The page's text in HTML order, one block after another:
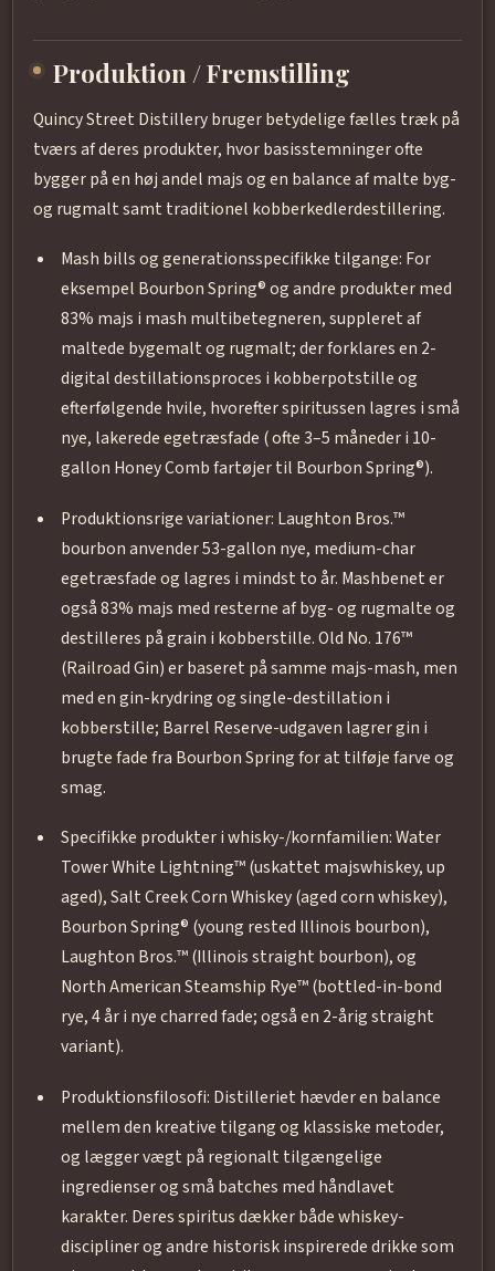
Produktion / Fremstilling
Quincy Street Distillery bruger betydelige fælles træk på
tværs af deres produkter, hvor basisstemninger ofte
bygger på en høj andel majs og en balance af malte byg-
og rugmalt samt traditionel kobberkedlerdestillering.
Mash bills og generationsspecifikke tilgange: For
eksempel Bourbon Spring® og andre produkter med
83% majs i mash multibetegneren, suppleret af
maltede bygemalt og rugmalt; der forklares en 2-
digital destillationsproces i kobberpotstille og
efterfølgende hvile, hvorefter spiritussen lagres i små
nye, lakerede egetræsfade ( ofte 3–5 måneder i 10-
gallon Honey Comb fartøjer til Bourbon Spring®).
Produktionsrige variationer: Laughton Bros.™
bourbon anvender 53-gallon nye, medium-char
egetræsfade og lagres i mindst to år. Mashbenet er
også 83% majs med resterne af byg- og rugmalte og
destilleres på grain i kobberstille. Old No. 176™
(Railroad Gin) er baseret på samme majs-mash, men
med en gin-krydring og single-destillation i
kobberstille; Barrel Reserve-udgaven lagrer gin i
brugte fade fra Bourbon Spring for at tilføje farve og
smag.
Specifikke produkter i whisky-/kornfamilien: Water
Tower White Lightning™ (uskattet majswhiskey, up
aged), Salt Creek Corn Whiskey (aged corn whiskey),
Bourbon Spring® (young rested Illinois bourbon),
Laughton Bros.™ (Illinois straight bourbon), og
North American Steamship Rye™ (bottled-in-bond
rye, 4 år i nye charred fade; også en 2-årig straight
variant).
Produktionsfilosofi: Distilleriet hævder en balance
mellem den kreative tilgang og klassiske metoder,
og lægger vægt på regionalt tilgængelige
ingredienser og små batches med håndlavet
karakter. Deres spiritus dækker både whiskey-
discipliner og andre historisk inspirerede drikke som